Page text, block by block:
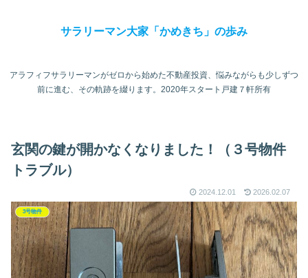
サラリーマン大家「かめきち」の歩み
アラフィフサラリーマンがゼロから始めた不動産投資、悩みながらも少しずつ
前に進む、その軌跡を綴ります。2020年スタート戸建７軒所有
玄関の鍵が開かなくなりました！（３号物件
トラブル）
2024.12.01 2026.02.07
3号物件